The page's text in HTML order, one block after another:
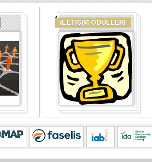
İLETİŞİM ÖDÜLLERİ